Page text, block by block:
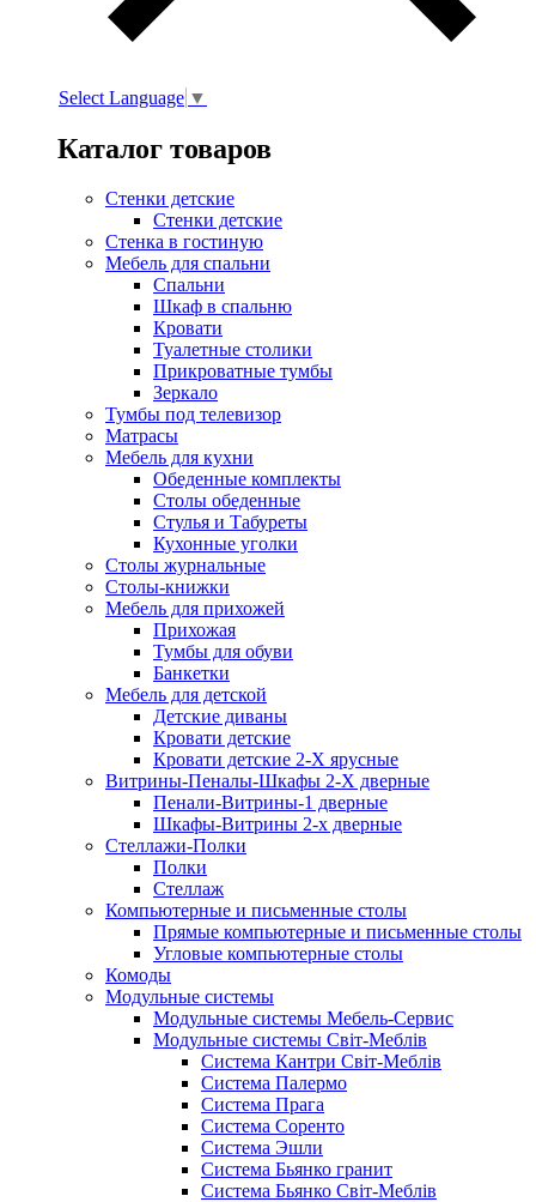
Select Language ▼
Каталог товаров
Стенки детские
Стенки детские
Стенка в гостиную
Мебель для спальни
Спальни
Шкаф в спальню
Кровати
Туалетные столики
Прикроватные тумбы
Зеркало
Тумбы под телевизор
Матрасы
Мебель для кухни
Обеденные комплекты
Столы обеденные
Стулья и Табуреты
Кухонные уголки
Столы журнальные
Столы-книжки
Мебель для прихожей
Прихожая
Тумбы для обуви
Банкетки
Мебель для детской
Детские диваны
Кровати детские
Кровати детские 2-Х ярусные
Витрины-Пеналы-Шкафы 2-Х дверные
Пенали-Витрины-1 дверные
Шкафы-Витрины 2-х дверные
Стеллажи-Полки
Полки
Стеллаж
Компьютерные и письменные столы
Прямые компьютерные и письменные столы
Угловые компьютерные столы
Комоды
Модульные системы
Модульные системы Мебель-Сервис
Модульные системы Світ-Meблів
Cистема Кантри Світ-Меблів
Cистема Палермо
Cистема Прага
Cистема Соренто
Cистема Эшли
Система Бьянко гранит
Система Бьянко Світ-Меблів